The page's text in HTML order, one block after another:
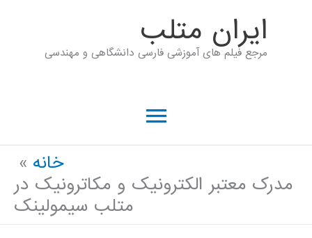
ايران متلب
مرجع فیلم های آموزشی فارسی دانشگاهی و مهندسی
فهرست
خانه
مدرک معتبر الکترونیک و مکاترونیک در
متلب سیمولینک